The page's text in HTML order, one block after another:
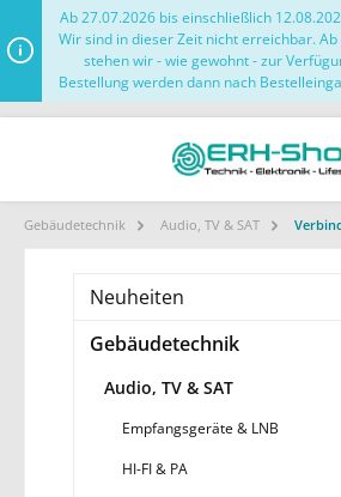
Ab 27.07.2026 bis einschließlich
Wir sind in dieser Zeit nicht erreichbar.
stehen wir - wie gewohnt - zur
Bestellung werden dann nach
Gebäudetechnik Audio, TV & SAT
Neuheiten
Gebäudetechnik
Audio, TV & SAT
Empfangsgeräte & LNB
HI-FI & PA